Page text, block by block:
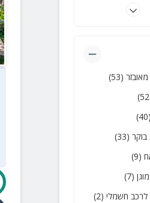
עם הטבת מילואים
שמקבלים כלבים
(
53
)
52
)
(
40
)
(
33
)
(
9
)
(
7
)
לרכב חשמלי (
2
)